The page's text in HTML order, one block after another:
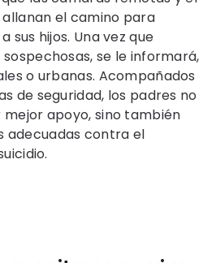
el camino para
sus hijos. Una vez que
se le informará,
o urbanas. Acompañados
de seguridad, los padres no
apoyo, sino también
adecuadas contra el